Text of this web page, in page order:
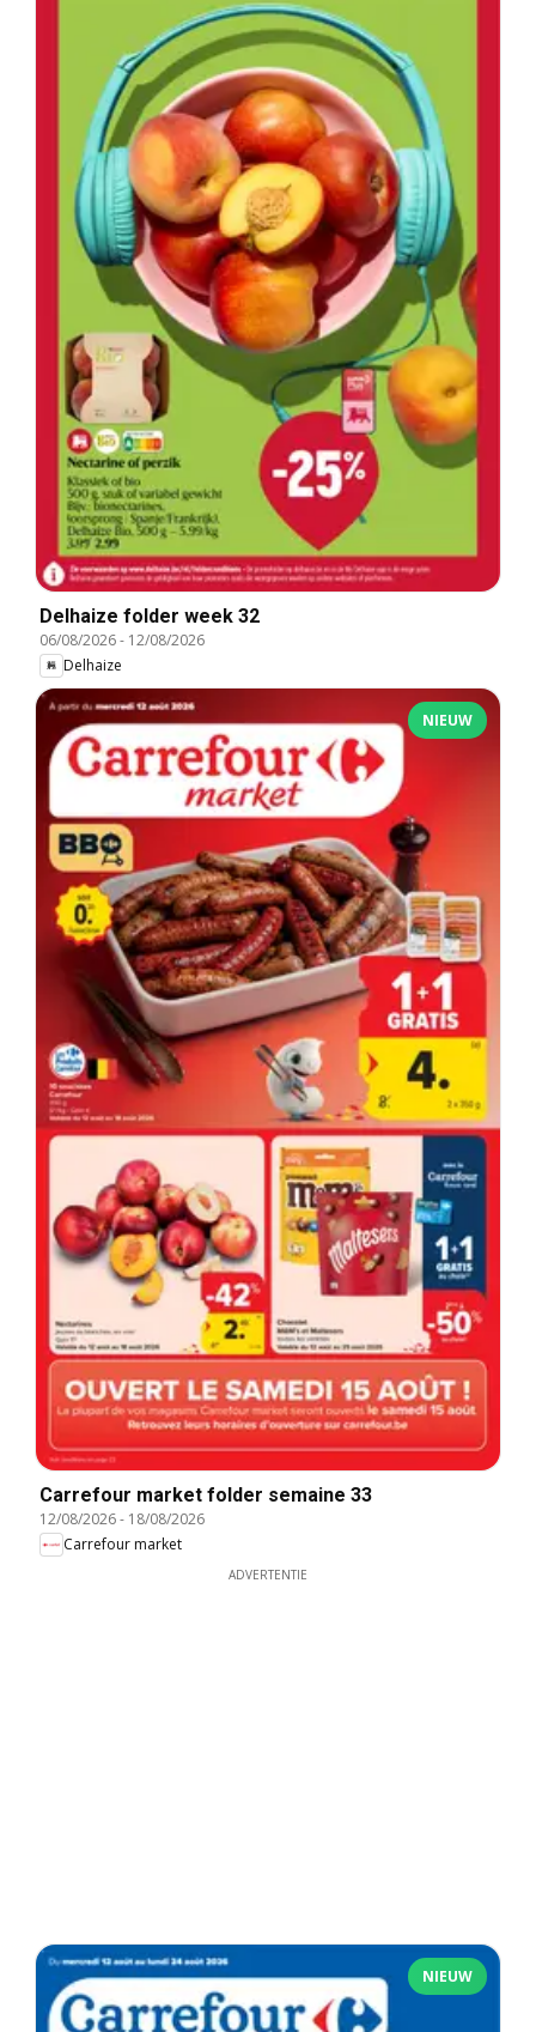
Delhaize folder week 32
06/08/2026- 12/08/2026
Delhaize
NIEUW
Carrefour market folder semaine 33
12/08/2026- 18/08/2026
Carrefour market
ADVERTENTIE
NIEUW